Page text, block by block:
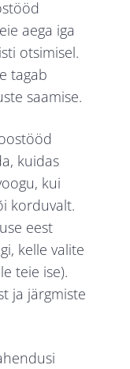
aega iga
otsimisel.
tagab
saamise.
kuidas
kui
korduvalt.
eest
kelle valite
teie ise).
ja järgmiste